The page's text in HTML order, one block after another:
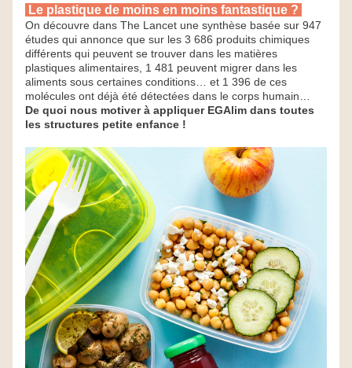
Le plastique de moins en moins fantastique ?
On découvre dans The Lancet une synthèse basée sur 947
études qui annonce que sur les 3 686 produits chimiques
différents qui peuvent se trouver dans les matières
plastiques alimentaires, 1 481 peuvent migrer dans les
aliments sous certaines conditions… et 1 396 de ces
De quoi nous motiver à appliquer EGAlim dans toutes
les structures petite enfance !